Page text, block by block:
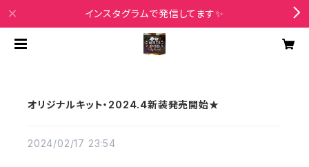
インスタグラムで発信してます✨
オリジナルキット・2024.4新装発売開始★
2024/02/17 23:54